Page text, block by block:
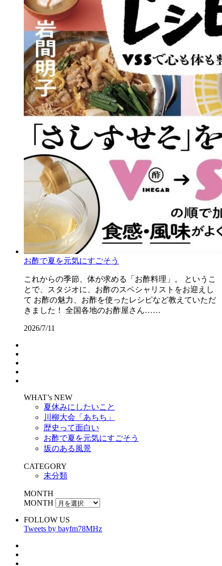
お酢で夏を元気にすごそう
これからの季節、体が求める「お酢料理」。 というこ
とで、スタジオに、お酢のスペシャリストをお迎えし
て お酢の魅力、お酢を使ったレシピなど教えていただ
きました！ 全国各地のお酢屋さん……
2026/7/11
WHAT’s NEW
夏休みにしたいこと
川柳大会「あちち」
歴史って面白い
お酢で夏を元気にすごそう
坂のある風景
CATEGORY
未分類
MONTH
MONTH
FOLLOW US
Tweets by bayfm78MHz